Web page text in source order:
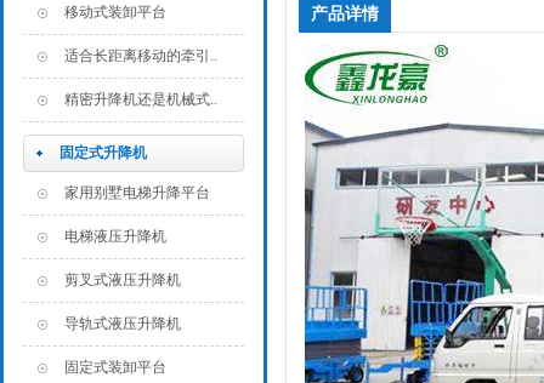
移动式装卸平台
适合长距离移动的牵引..
精密升降机还是机械式..
固定式升降机
家用别墅电梯升降平台
电梯液压升降机
剪叉式液压升降机
导轨式液压升降机
固定式装卸平台
产品详情